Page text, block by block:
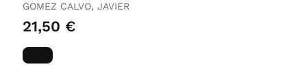
GOMEZ CALVO, JAVIER
21,50 €